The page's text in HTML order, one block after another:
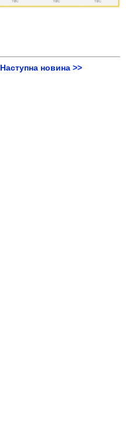
Наступна новина >>